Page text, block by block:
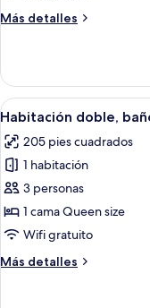
compartido
Más detalles
Más
doble,
baño
compartido
Abrir
todas
las
fotos
de
Habitación
doble,
privado
8
Habitación doble,
205 pies cuadrados
1 habitación
3 personas
1 cama Queen size
Wifi gratuito
Más detalles
Más